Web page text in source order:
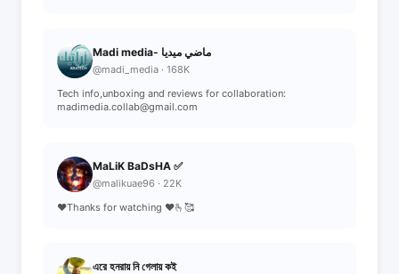
Madi media- ماضي ميديا
@madi_media · 168K
Tech info,unboxing and reviews for collaboration:
madimedia.collab@gmail.com
MaLiK BaDsHA ✅
@malikuae96 · 22K
♥️Thanks for watching ♥️🫰🥰
এরে হনরায় নি গেলায় কই